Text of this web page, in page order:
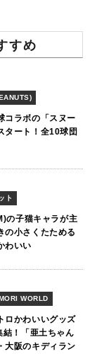
すめ
コラボの「スヌー
タート！全10球団
ト
の子猫キャラが主
の小さくたためる
わいい
WORLD
ロかわいいグッズ
！「亜土ちゃん
大阪のキディラン